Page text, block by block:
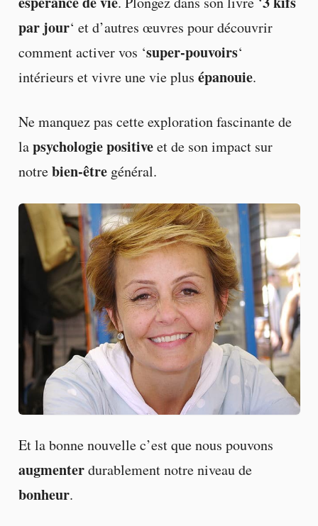
par jour‘ et d’autres œuvres pour découvrir
comment activer vos ‘super-pouvoirs‘
intérieurs et vivre une vie plus épanouie.
Ne manquez pas cette exploration fascinante de
lapsychologie positiveet de son impact sur
notrebien-êtregénéral.
Et la bonne nouvelle c’est que nous pouvons
augmenterdurablement notre niveau de
bonheur.